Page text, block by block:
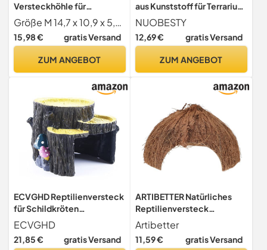
Versteckhöhle für
Kleintiere
Größe M 14,7 x 10,9 x 5,6 cm; L 23,9 x 17 x 6,1 cm (L x B x H).
15,98 € gratis Versand
ZUM ANGEBOT
aus Kunststoff für Terrarium
als Versteck und Ruheplatz
für Kleine Schlangen
Echsen Geckos und
Feuchtigkeitsfreundliches
NUOBESTY
12,69 € gratis Versand
ZUM ANGEBOT
ECVGHD Reptilienversteck
für Schildkröten
Versteckhöhle für
Schildkröten
Ruheplattform für Fische
ECVGHD
21,85 € gratis Versand
ARTIBETTER Natürliches
Reptilienversteck
Kokosnussschale für Kleine
Echsen Spinnen Hamster
Terrarienhöhle Robust
Artibetter
11,59 € gratis Versand